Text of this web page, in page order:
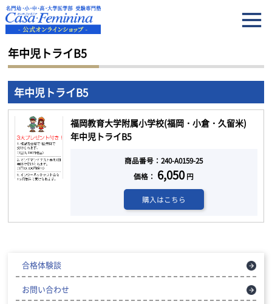
HOME 年中児トライB5
年中児トライB5
年中児トライB5
福岡教育大学附属小学校(福岡・小倉・久留米)
年中児トライB5
商品番号：240-A0159-25
価格： 6,050円
購入はこちら
合格体験談
お問い合わせ